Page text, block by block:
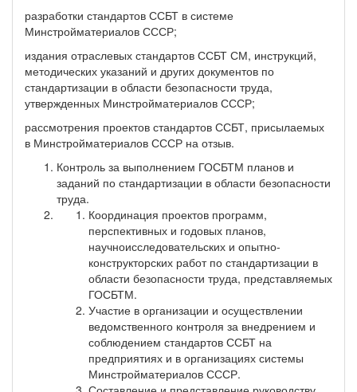
разработки стандартов ССБТ в системе
Минстройматериалов СССР;
издания отраслевых стандартов ССБТ СМ, инструкций,
методических указаний и других документов по
стандартизации в области безопасности труда,
утвержденных Минстройматериалов СССР;
рассмотрения проектов стандартов ССБТ, присылаемых
в Минстройматериалов СССР на отзыв.
Контроль за выполнением ГОСБТМ планов и
заданий по стандартизации в области безопасности
труда.
Координация проектов программ,
перспективных и годовых планов,
научноисследовательских и опытно-
конструкторских работ по стандартизации в
области безопасности труда, представляемых
ГОСБТМ.
Участие в организации и осуществлении
ведомственного контроля за внедрением и
соблюдением стандартов ССБТ на
предприятиях и в организациях системы
Минстройматериалов СССР.